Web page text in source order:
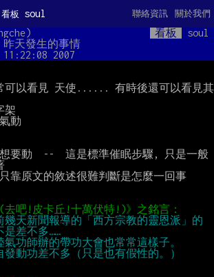
看板 soul 關於我們
聯絡資訊
看板
soul
天發生的事情
11:22:08 2007
可以看見 天使...... 有時後還可以看見其
架
動
要動  --  這是標準催眠步驟, 只是一般
靠原文的敘述很難判斷是怎麼一回事